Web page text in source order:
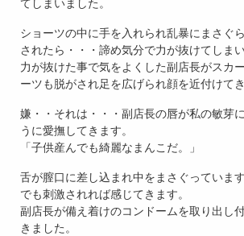
てしまいました。
ショーツの中に手を入れられ乱暴にまさぐ
されたら・・・諦め気分で力が抜けてしまい
力が抜けた事で気をよくした副店長がスカ
ーツも脱がされ足を広げられ顔を近付けてき
嫌・・それは・・・副店長の唇が私の敏芽
うに愛撫してきます。
「子供産んでも綺麗なまんこだ。」
舌が膣口に差し込まれ中をまさぐっていま
でも刺激されれば感じてきます。
副店長が備え着けのコンドームを取り出し
きました。